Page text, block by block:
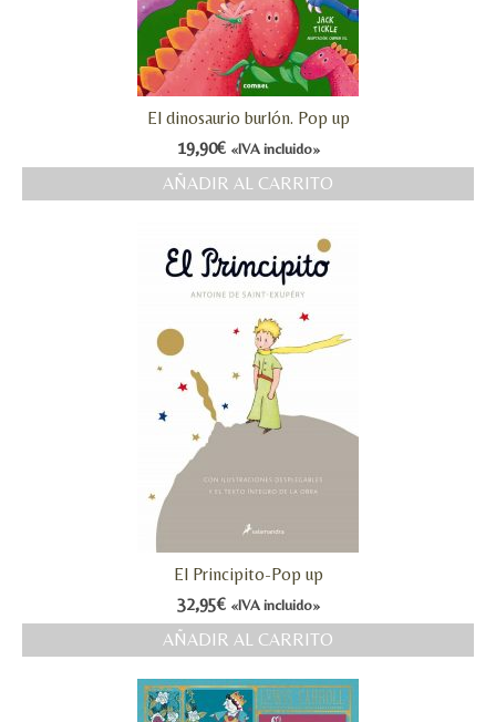
El dinosaurio burlón. Pop up
19,90€ «IVA incluido»
AÑADIR AL CARRITO
El Principito-Pop up
32,95€ «IVA incluido»
AÑADIR AL CARRITO